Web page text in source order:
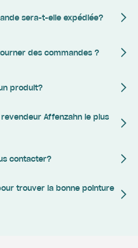
sera-t-elle expédiée?
des commandes ?
produit?
Affenzahn le plus
contacter?
trouver la bonne pointure